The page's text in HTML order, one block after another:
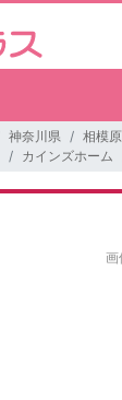
神奈川県 相模
カインズホーム
画